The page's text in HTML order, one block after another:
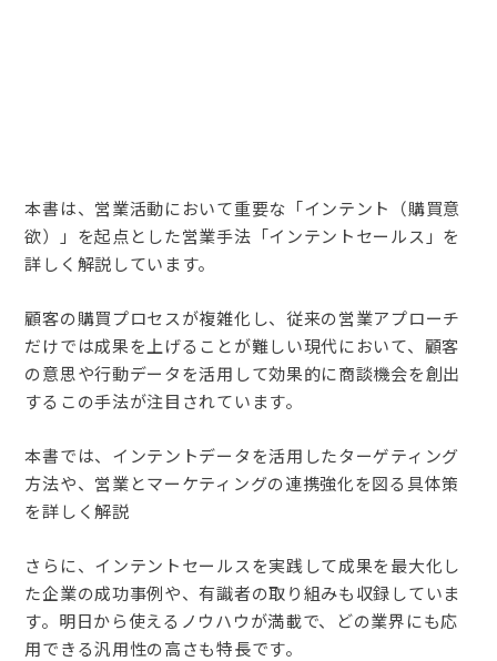
本書は、営業活動において重要な「インテント（購買意
欲）」を起点とした営業手法「インテントセールス」を
詳しく解説しています。
顧客の購買プロセスが複雑化し、従来の営業アプローチ
だけでは成果を上げることが難しい現代において、顧客
の意思や行動データを活用して効果的に商談機会を創出
するこの手法が注目されています。
本書では、インテントデータを活用したターゲティング
方法や、営業とマーケティングの連携強化を図る具体策
を詳しく解説
さらに、インテントセールスを実践して成果を最大化し
た企業の成功事例や、有識者の取り組みも収録していま
す。明日から使えるノウハウが満載で、どの業界にも応
用できる汎用性の高さも特長です。